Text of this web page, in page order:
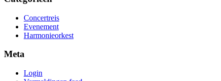
Concertreis
Evenement
Harmonieorkest
Meta
Login